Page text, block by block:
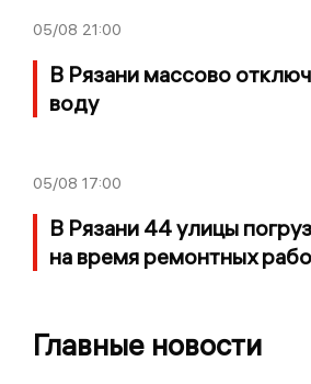
05/08 21:00
В Рязани массово
воду
05/08 17:00
В Рязани 44 улицы
на время ремонтных
Главные новости